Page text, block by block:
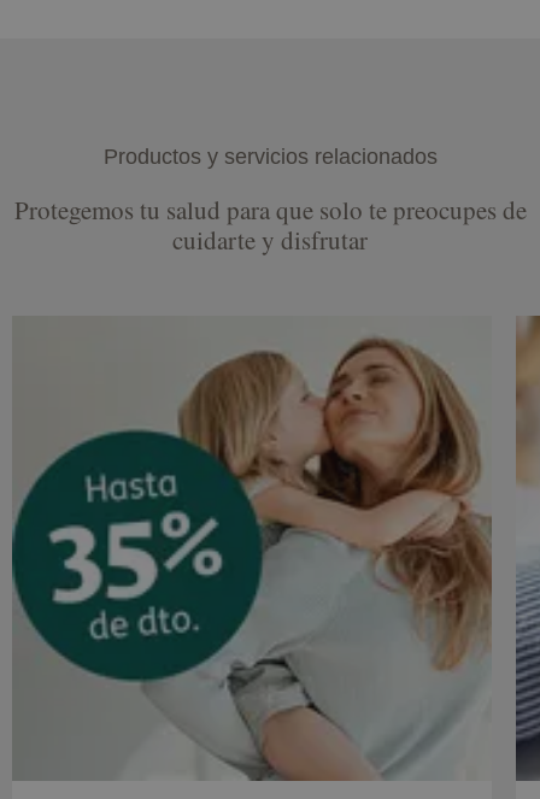
Productos y servicios relacionados
Protegemos tu salud para que solo te preocupes de
cuidarte y disfrutar